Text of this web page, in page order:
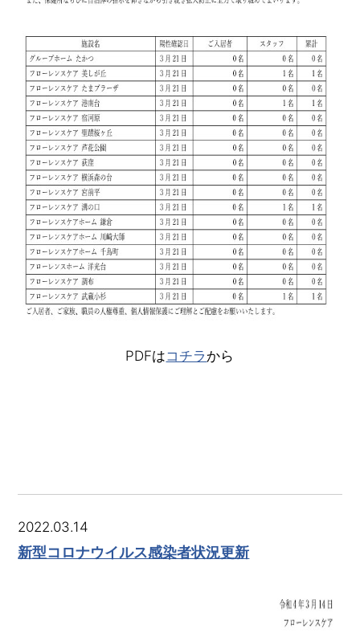
PDFはコチラ から
2022.03.14
新型コロナウイルス感染者状況更新